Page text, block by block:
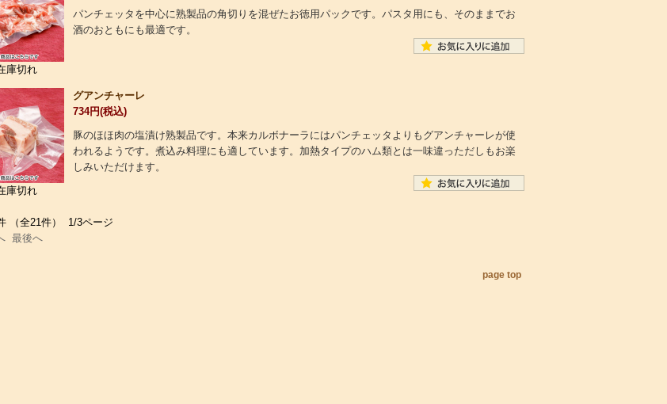
庫切れ
パンチェッタを中心に熟製品の角切りを混ぜたお徳用パックです。パスタ用にも、そのままでお
酒のおともにも最適です。
庫切れ
グアンチャーレ
734円(税込)
豚のほほ肉の塩漬け熟製品です。本来カルボナーラにはパンチェッタよりもグアンチャーレが使
われるようです。煮込み料理にも適しています。加熱タイプのハム類とは一味違っただしもお楽
しみいただけます。
（全21件） 1/3ページ
最後へ
page top